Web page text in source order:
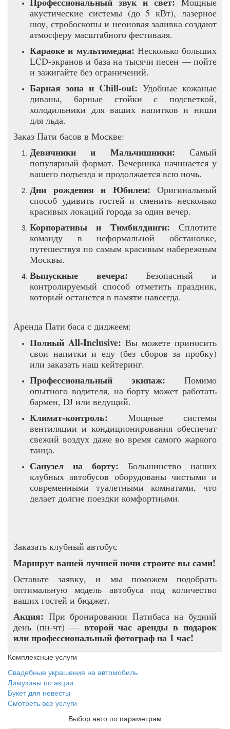
акустические системы (до 5 кВт), лазерное
шоу, стробоскопы и неоновая заливка создают
атмосферу масштабного фестиваля.
Караоке и мультимедиа: Несколько больших
LCD-экранов и база на тысячи песен — пойте
и зажигайте без ограничений.
Барная зона и Chill-out: Удобные кожаные
диваны, барные стойки с подсветкой,
холодильники для ваших напитков и ниши
для льда.
Заказ Пати басов в Москве:
Девичники и Мальчишники: Самый
популярный формат. Вечеринка начинается у
вашего подъезда и продолжается всю ночь.
Дни рождения и Юбилеи: Оригинальный
способ удивить гостей и сменить несколько
красивых локаций города за один вечер.
Корпоративы и Тимбилдинги: Сплотите
команду в неформальной обстановке,
путешествуя по самым красивым набережным
Москвы.
Выпускные вечера: Безопасный и
контролируемый способ отметить праздник,
который останется в памяти навсегда.
Аренда Пати баса с диджеем:
Полный All-Inclusive: Вы можете приносить
свои напитки и еду (без сборов за пробку)
или заказать наш кейтеринг.
Профессиональный экипаж: Помимо
опытного водителя, на борту может работать
бармен, DJ или ведущий.
Климат-контроль: Мощные системы
вентиляции и кондиционирования обеспечат
свежий воздух даже во время самого жаркого
танца.
Санузел на борту: Большинство наших
клубных автобусов оборудованы чистыми и
современными туалетными комнатами, что
делает долгие поездки комфортными.
Заказать клубный автобус
Маршрут вашей лучшей ночи строите вы сами!
Оставьте заявку, и мы поможем подобрать
оптимальную модель автобуса под количество
ваших гостей и бюджет.
Акция: При бронировании Патибаса на будний
день (пн-чт) — второй час аренды в подарок
или профессиональный фотограф на 1 час!
Комплексные услуги
Свадебные украшения на автомобиль
Лимузины по акции
Букет для невесты
Смотреть все услуги
Выбор авто по параметрам